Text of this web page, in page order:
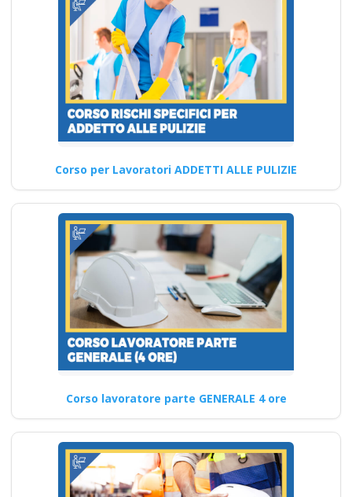
Aggiornamento per
RSPP in ambito di
sicurezza sul lavoro
Corso Datore
Modulo Aggiuntivo
Cantieri Edili 6 ore
Lavoratore Base Meccanico:
Gestione del Tempo e
Organizzazione Quali…
Continua
Formazione per
imprenditori
industriali: strategie
per il benessere sul
luogo di lavoro
Sicurezza sul lavoro: le nuove
linee guida Nuovo accordo
stato regioni 2025…
Corso per Lavoratori ADDETTI ALLE PULIZIE
Corso lavoratore parte GENERALE 4 ore